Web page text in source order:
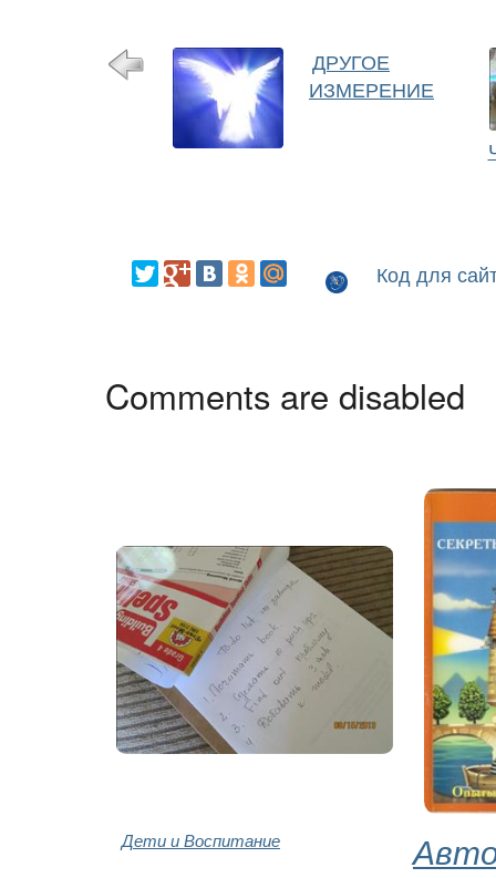
ДРУГОЕ
ИЗМЕРЕНИЕ
Код для
Comments are disabled
Дети и Воспитание